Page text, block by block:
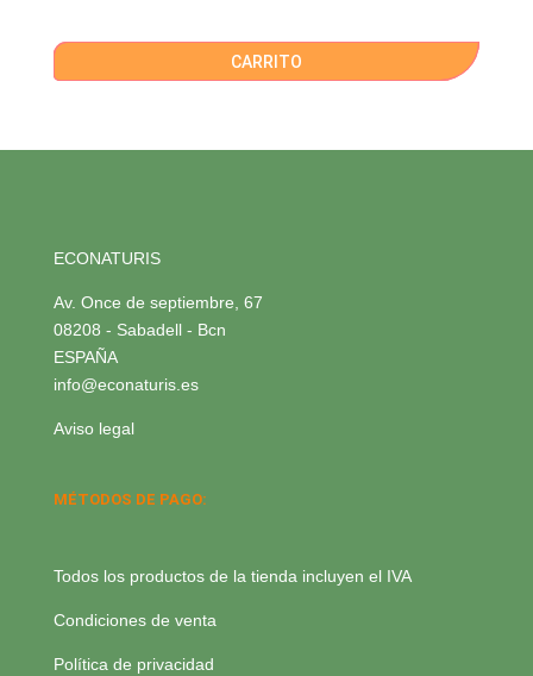
CARRITO
ECONATURIS
Av. Once de septiembre, 67
08208 - Sabadell - Bcn
ESPAÑA
info@econaturis.es
Aviso legal
MÉTODOS DE PAGO:
Todos los productos de la tienda incluyen el IVA
Condiciones de venta
Política de privacidad